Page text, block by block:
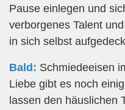
Pause einlegen und
verborgenes Talent
in sich selbst
Bald: Schmiedeeisen
Liebe gibt es noch
lassen den häuslichen